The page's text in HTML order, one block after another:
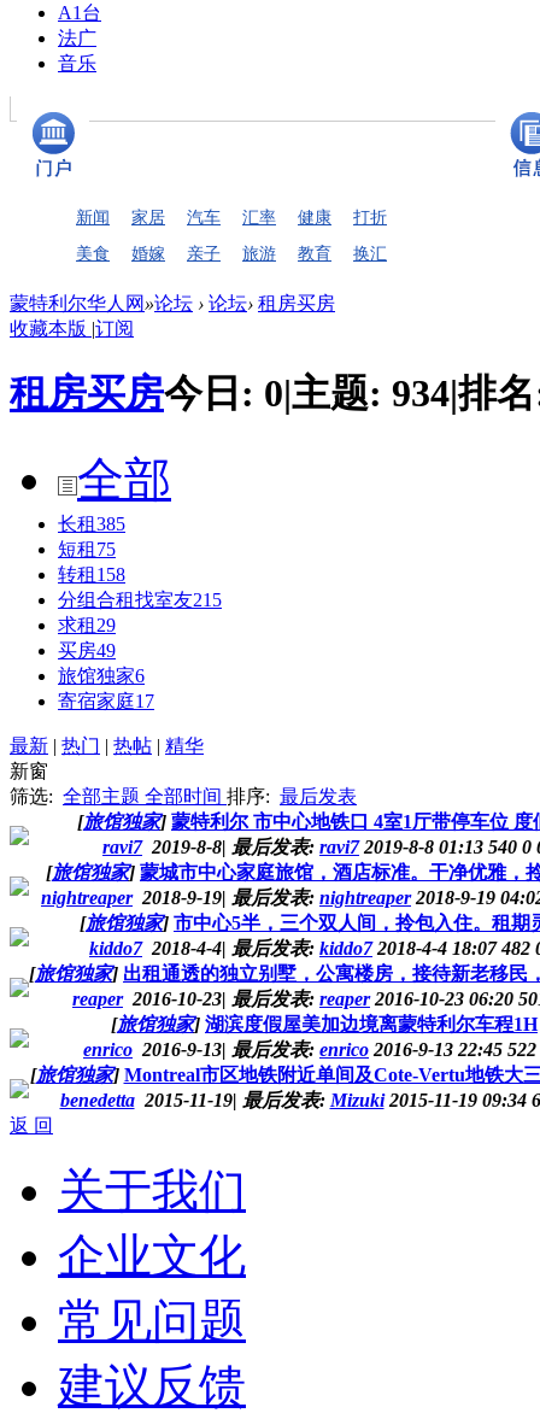
A1台
法广
音乐
新闻 家居 汽车 汇率 健康
打折
美食
婚嫁 亲子 旅游 教育 换汇
蒙特利尔华人网 »论坛 › 论坛› 租房买房
收藏本版 |订阅
租房买房今日: 0|主题: 934|排
全部
长租385
短租 75
转租 158
分组合租找室友215
求租 29
买房49
旅馆独家6
寄宿家庭17
最新 | 热门 | 热帖 | 精华
新窗
筛选: 全部主题 全部时间 排序: 最后发表
[旅馆独家] 蒙特利尔 市中心地铁口 4室1厅带停车位 度
ravi7 2019-8-8| 最后发表: ravi72019-8-8 01:13 540 0
[旅馆独家] 蒙城市中心家庭旅馆，酒店标准。干净优雅，
nightreaper 2018-9-19| 最后发表: nightreaper2018-9-19
[旅馆独家] 市中心5半，三个双人间，拎包入住。租期
kiddo7 2018-4-4| 最后发表: kiddo72018-4-4 18:07482
[旅馆独家] 出租通透的独立别墅，公寓楼房，接待新老移民
reaper 2016-10-23| 最后发表: reaper2016-10-23 06:20
[旅馆独家] 湖滨度假屋美加边境离蒙特利尔车程1H
enrico 2016-9-13| 最后发表: enrico 2016-9-13 22:45 522
[旅馆独家] Montreal市区地铁附近单间及Cote-Vertu地铁大
benedetta 2015-11-19| 最后发表: Mizuki2015-11-19 09:34
返 回
关于我们
企业文化
常见问题
建议反馈